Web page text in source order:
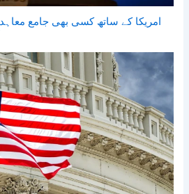
امریکا کے ساتھ کسی بھی جامع